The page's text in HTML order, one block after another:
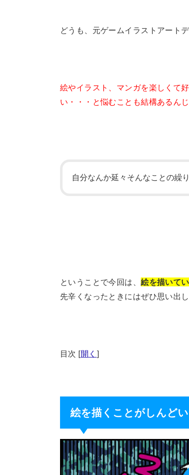
どうも、元ゲームイラストアート
絵やイラスト、マンガを楽しくて
い・・・と悩むことも結構あるん
自分なんか延々そんなことの繰
ということで今回は、絵を描いて
先辛くなったときにはぜひ思い出
目次 [開く ]
絵を描くことがしんど